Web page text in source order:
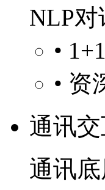
NLP
•
• 资
通讯
通讯